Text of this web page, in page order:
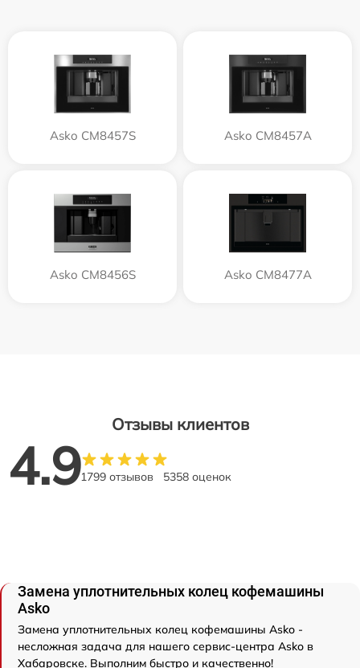
Asko CM8457S Asko CM8457A
Asko CM8456S Asko CM8477A
Отзывы клиентов
4.91799 отзывов 5358 оценок
Замена уплотнительных колец кофемашины
Asko
Замена уплотнительных колец кофемашины Asko -
несложная задача для нашего сервис-центра Asko в
Хабаровске. Выполним быстро и качественно!